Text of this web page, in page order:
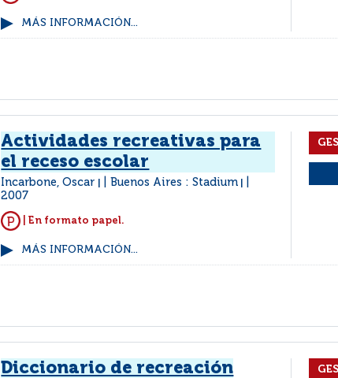
MÁS INFORMACIÓN...
Actividades recreativas para
el receso escolar
Incarbone, Oscar Buenos Aires : Stadium
2007
| En formato papel.
MÁS INFORMACIÓN...
Diccionario de recreación